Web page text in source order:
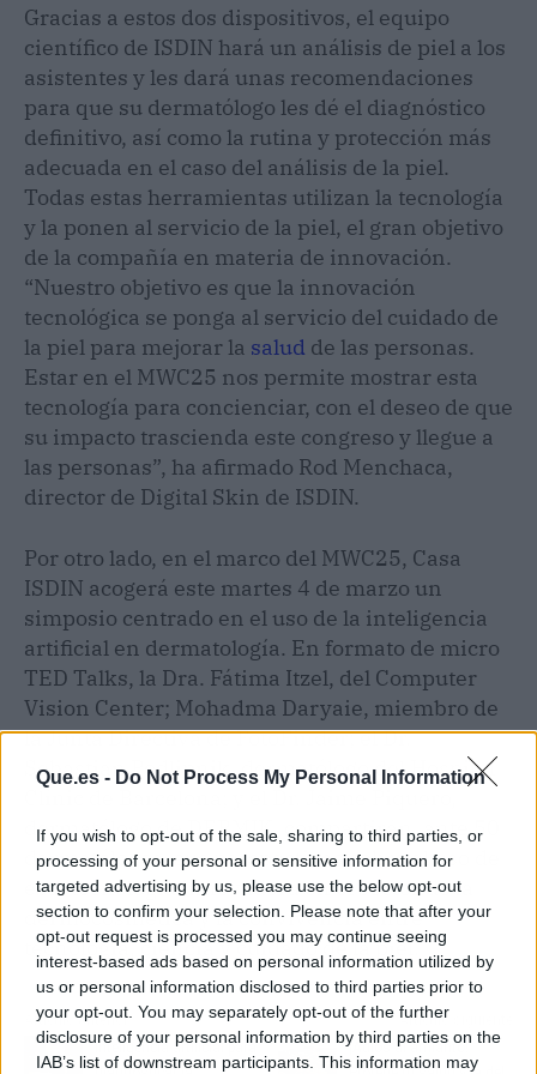
Que.es - Do Not Process My Personal Information
If you wish to opt-out of the sale, sharing to third parties, or
processing of your personal or sensitive information for
targeted advertising by us, please use the below opt-out
section to confirm your selection. Please note that after your
opt-out request is processed you may continue seeing
interest-based ads based on personal information utilized by
us or personal information disclosed to third parties prior to
your opt-out. You may separately opt-out of the further
disclosure of your personal information by third parties on the
IAB’s list of downstream participants. This information may
Gracias a estos dos dispositivos, el equipo
científico de ISDIN hará un análisis de piel a los
asistentes y les dará unas recomendaciones
para que su dermatólogo les dé el diagnóstico
definitivo, así como la rutina y protección más
adecuada en el caso del análisis de la piel.
Todas estas herramientas utilizan la tecnología
y la ponen al servicio de la piel, el gran objetivo
de la compañía en materia de innovación.
“Nuestro objetivo es que la innovación
tecnológica se ponga al servicio del cuidado de
la piel para mejorar la salud de las personas.
Estar en el MWC25 nos permite mostrar esta
tecnología para concienciar, con el deseo de que
su impacto trascienda este congreso y llegue a
las personas”, ha afirmado Rod Menchaca,
director de Digital Skin de ISDIN.
Por otro lado, en el marco del MWC25, Casa
ISDIN acogerá este martes 4 de marzo un
simposio centrado en el uso de la inteligencia
artificial en dermatología. En formato de micro
TED Talks, la Dra. Fátima Itzel, del Computer
Vision Center; Mohadma Daryaie, miembro de
la Junta Directiva de FotoFinder; el Dr.
Sebastian Podlipnik, dermatólogo del Hospital
dermatólogo de DERMIK, compartirán, ante 50
dermatólogos, sus perspectivas sobre el uso de
esta tecnología innovadora en el sector de la
dermocosmética y la convivencia entre
tecnología, ciencia y cuidado de la piel.
Artículo anterior
Inteligencia artificial para
Artículo siguiente
¡Adiós al amianto!